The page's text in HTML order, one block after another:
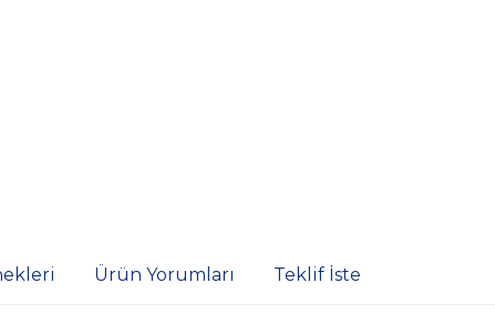
Ürün Yorumları Teklif İste